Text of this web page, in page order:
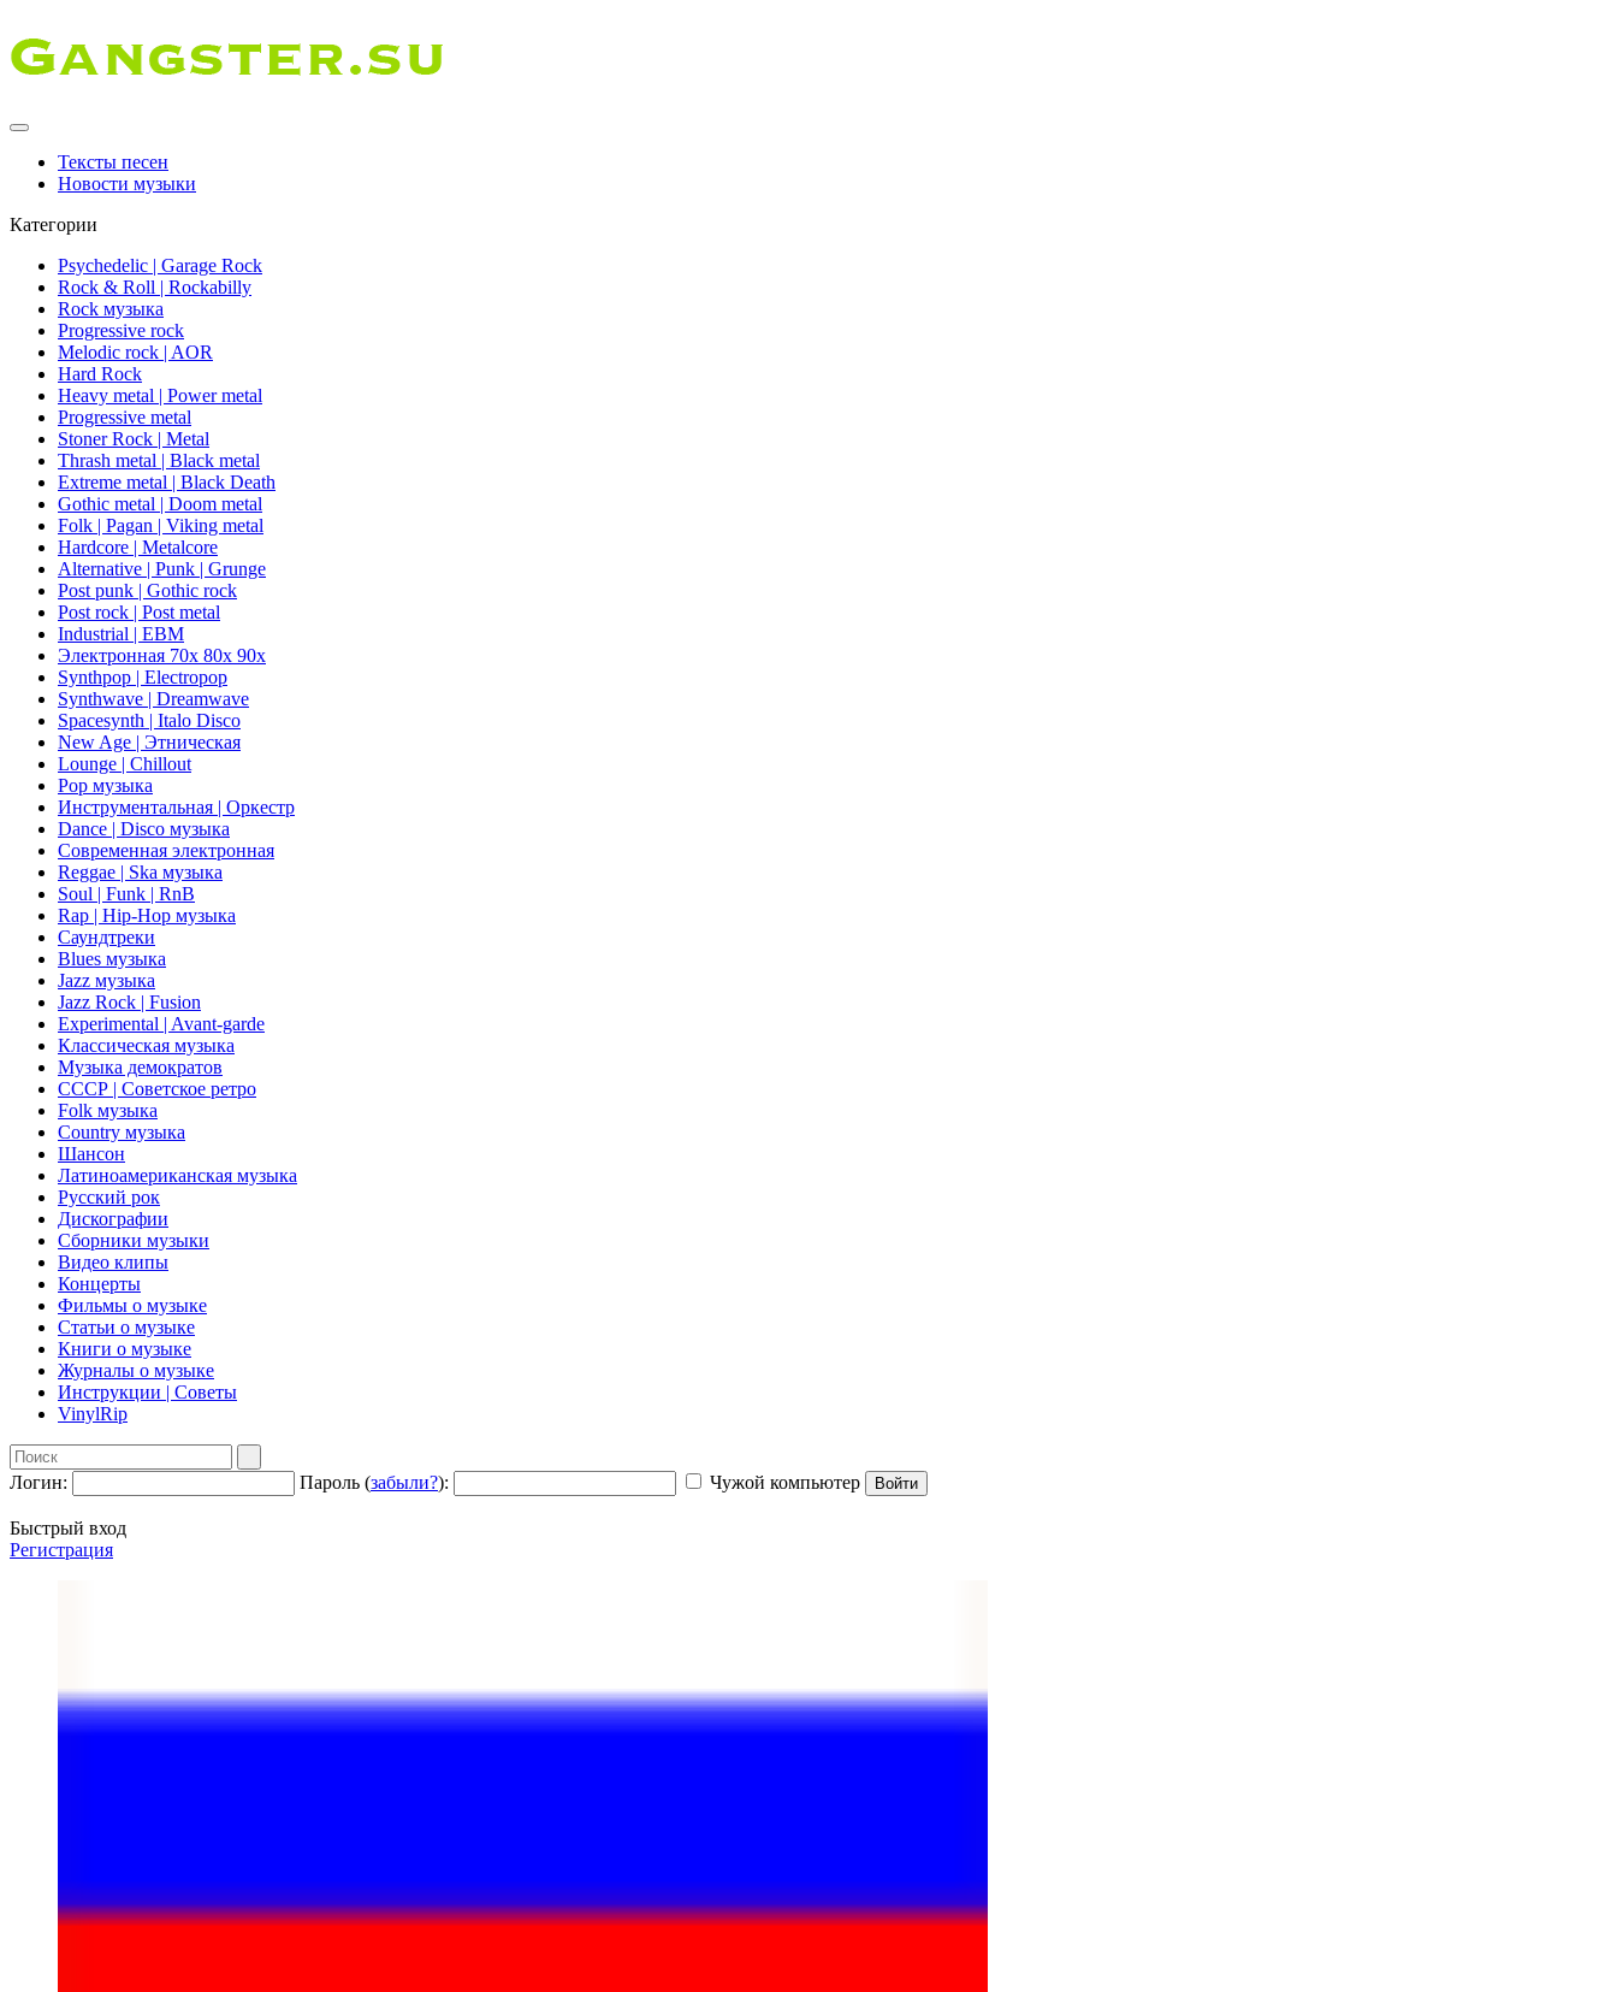
Тексты песен
Новости музыки
Категории
Psychedelic | Garage Rock
Rock & Roll | Rockabilly
Rock музыка
Progressive rock
Melodic rock | AOR
Hard Rock
Heavy metal | Power metal
Progressive metal
Stoner Rock | Metal
Thrash metal | Black metal
Extreme metal | Black Death
Gothic metal | Doom metal
Folk | Pagan | Viking metal
Hardcore | Metalcore
Alternative | Punk | Grunge
Post punk | Gothic rock
Post rock | Post metal
Industrial | EBM
Электронная 70х 80х 90х
Synthpop | Electropop
Synthwave | Dreamwave
Spacesynth | Italo Disco
New Age | Этническая
Lounge | Chillout
Pop музыка
Инструментальная | Оркестр
Dance | Disco музыка
Современная электронная
Reggae | Ska музыка
Soul | Funk | RnB
Rap | Hip-Hop музыка
Саундтреки
Blues музыка
Jazz музыка
Jazz Rock | Fusion
Experimental | Avant-garde
Классическая музыка
Музыка демократов
СССР | Советское ретро
Folk музыка
Country музыка
Шансон
Латиноамериканская музыка
Русский рок
Дискографии
Сборники музыки
Видео клипы
Концерты
Фильмы о музыке
Статьи о музыке
Книги о музыке
Журналы о музыке
Инструкции | Советы
VinylRip
Логин: Пароль (забыли?): Чужой компьютер Войти
Быстрый вход
Регистрация